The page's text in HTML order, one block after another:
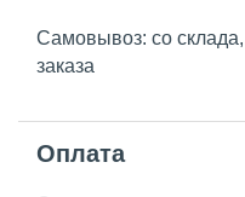
Самовывоз: со
заказа
Оплата